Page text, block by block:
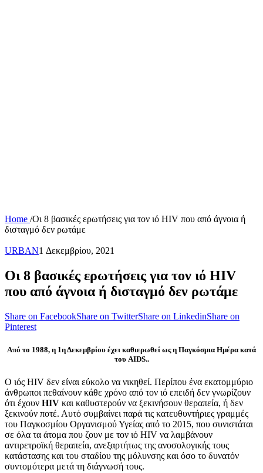
Home /Οι 8 βασικές ερωτήσεις για τον ιό HIV που από άγνοια ή
δισταγμό δεν ρωτάμε
URBAN1 Δεκεμβρίου, 2021
Οι 8 βασικές ερωτήσεις για τον ιό HIV
που από άγνοια ή δισταγμό δεν ρωτάμε
Share on FacebookShare on TwitterShare on LinkedinShare on
Pinterest
Από το 1988, η 1η Δεκεμβρίου έχει καθιερωθεί ως η Παγκόσμια Ημέρα κατά
του AIDS..
Ο ιός HIV δεν είναι εύκολο να νικηθεί. Περίπου ένα εκατομμύριο
άνθρωποι πεθαίνουν κάθε χρόνο από τον ιό επειδή δεν γνωρίζουν
ότι έχουν HIV και καθυστερούν να ξεκινήσουν θεραπεία, ή δεν
ξεκινούν ποτέ. Αυτό συμβαίνει παρά τις κατευθυντήριες γραμμές
του Παγκοσμίου Οργανισμού Υγείας από το 2015, που συνιστάται
σε όλα τα άτομα που ζουν με τον ιό HIV να λαμβάνουν
αντιρετροϊκή θεραπεία, ανεξαρτήτως της ανοσολογικής τους
κατάστασης και του σταδίου της μόλυνσης και όσο το δυνατόν
συντομότερα μετά τη διάγνωσή τους.